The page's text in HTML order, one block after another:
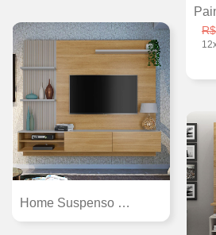
12
Home Suspenso Montana com Suporte para T...